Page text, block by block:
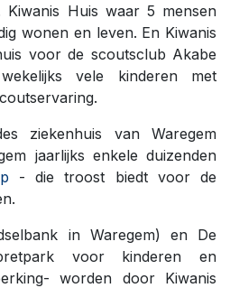
Kiwanis Huis waar 5 mensen
wonen en leven. En Kiwanis
voor de scoutsclub Akabe
vele kinderen met
ziekenhuis van Waregem
jaarlijks enkele duizenden
- die troost biedt voor de
in Waregem) en De
pretpark voor kinderen en
worden door Kiwanis